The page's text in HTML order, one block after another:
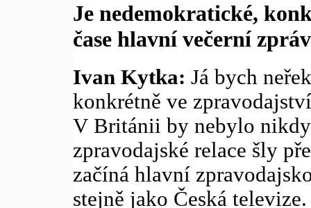
Je nedemokratické,
čase hlavní večerní
Ivan Kytka: Já bych
konkrétně ve
V Británii by nebylo
zpravodajské relace šly
začíná hlavní
stejně jako Česká